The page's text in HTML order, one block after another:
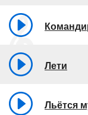
Лети
Льётся